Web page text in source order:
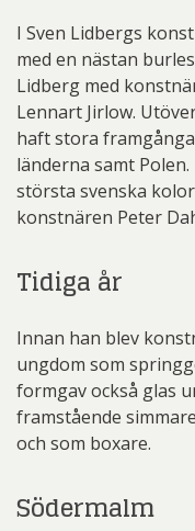
I Sven Lidbergs
med en nästan
Lidberg med
Lennart Jirlow.
haft stora
länderna samt
största svenska
konstnären Peter
Tidiga år
Innan han blev
ungdom som
formgav också glas
framstående
och som boxare.
Södermalm